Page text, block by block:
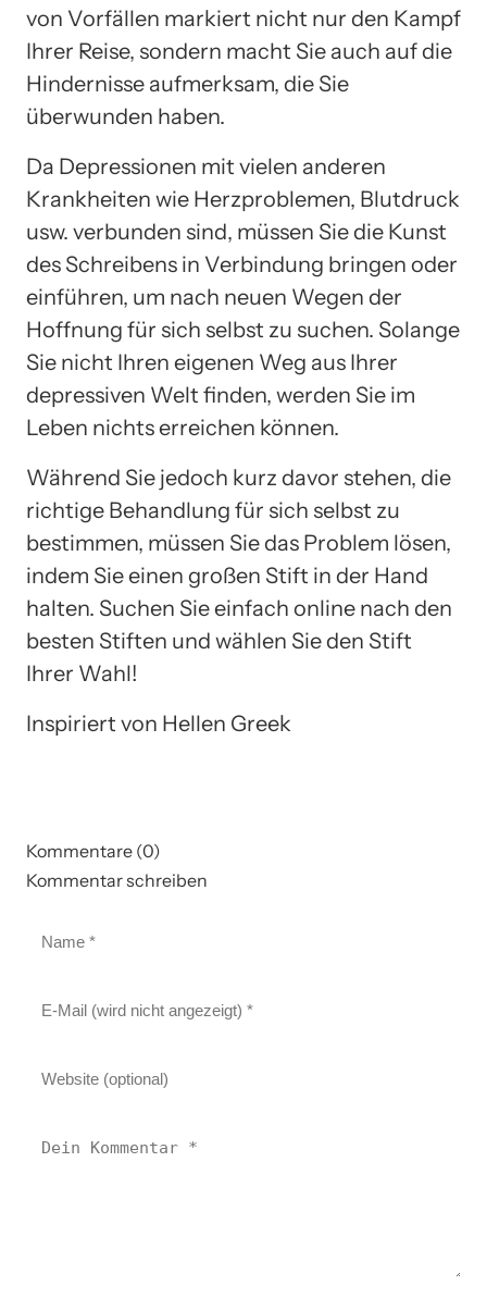
von Vorfällen markiert nicht nur den Kampf
Ihrer Reise, sondern macht Sie auch auf die
Hindernisse aufmerksam, die Sie
überwunden haben.
Da Depressionen mit vielen anderen
Krankheiten wie Herzproblemen, Blutdruck
usw. verbunden sind, müssen Sie die Kunst
des Schreibens in Verbindung bringen oder
einführen, um nach neuen Wegen der
Hoffnung für sich selbst zu suchen. Solange
Sie nicht Ihren eigenen Weg aus Ihrer
depressiven Welt finden, werden Sie im
Leben nichts erreichen können.
Während Sie jedoch kurz davor stehen, die
richtige Behandlung für sich selbst zu
bestimmen, müssen Sie das Problem lösen,
indem Sie einen großen Stift in der Hand
halten. Suchen Sie einfach online nach den
besten Stiften und wählen Sie den Stift
Ihrer Wahl!
Inspiriert von Hellen Greek
Kommentare (0)
Kommentar schreiben